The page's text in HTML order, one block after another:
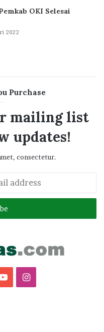
OKI Selesai
2022
Purchase
mailing list
updates!
consectetur.
YouTubeInstagram